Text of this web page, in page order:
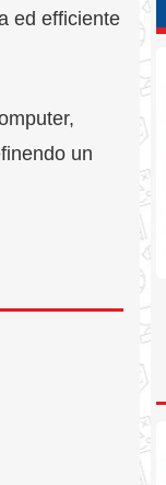
ed efficiente
un